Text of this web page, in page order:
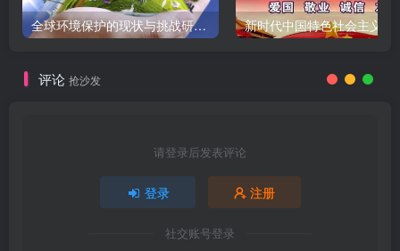
全球环境保护的现状与挑战研究报告 新时代中国特色社会主义
评论 抢沙发
请登录后发表评论
登录 注册
社交账号登录